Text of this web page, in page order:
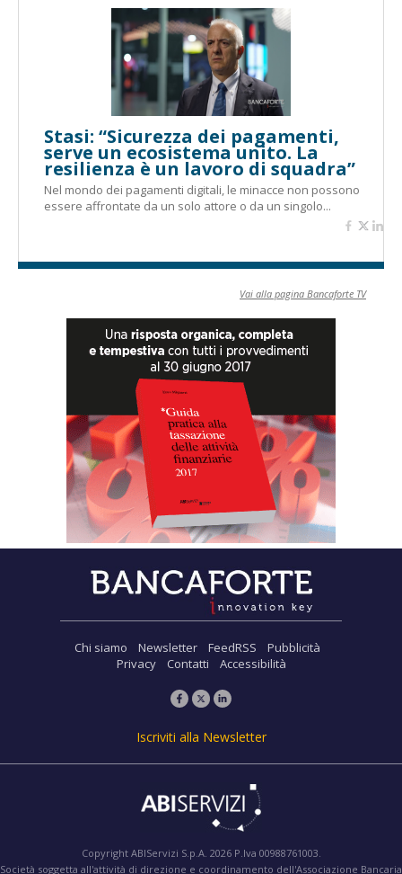
Stasi: “Sicurezza dei pagamenti,
serve un ecosistema unito. La
resilienza è un lavoro di squadra”
Nel mondo dei pagamenti digitali, le minacce non possono
essere affrontate da un solo attore o da un singolo...
Vai alla pagina Bancaforte TV
Chi siamo Newsletter FeedRSS
Pubblicità
Privacy
Contatti Accessibilità
Iscriviti alla Newsletter
Copyright ABIServizi S.p.A. 2026 P.Iva 00988761003.
Società soggetta all'attività di direzione e coordinamento dell'Associazione Bancaria